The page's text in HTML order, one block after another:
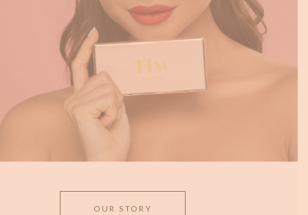
OUR STORY